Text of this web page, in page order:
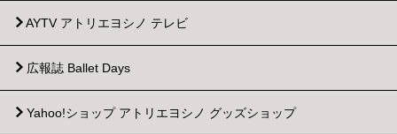
AYTV アトリエヨシノ テレビ
広報誌 Ballet Days
Yahoo!ショップ アトリエヨシノ グッズショップ